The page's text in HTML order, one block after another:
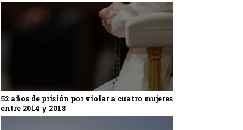
52 años de prisión por violar a cuatro mujeres
entre 2014 y 2018